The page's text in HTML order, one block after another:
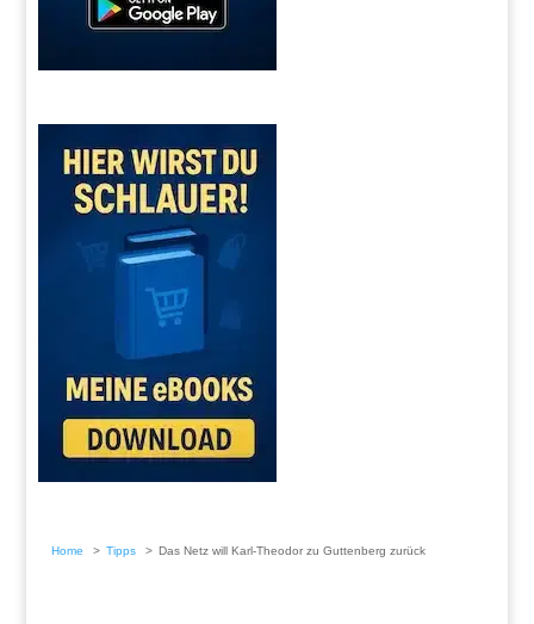
Home Tipps Das Netz will Karl-Theodor zu Guttenberg zurück